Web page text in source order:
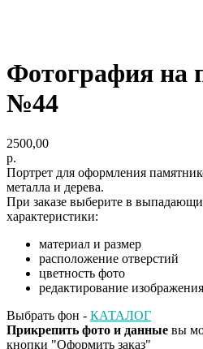
Фотография на
№44
2500,00
р.
Портрет для оформления
металла и дерева.
При заказе выберите в
характеристики:
материал и размер
расположение отверстий
цветность фото
редактирование изображения
Выбрать фон - КАТАЛОГ
Прикрепить фото и данные вы
кнопки "Оформить заказ"